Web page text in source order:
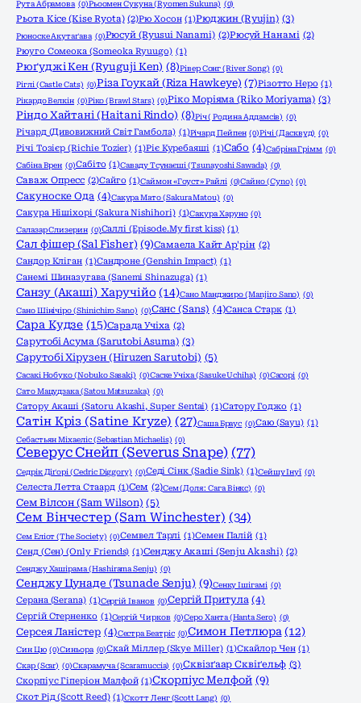
Рута Абрамова (0)Рьоомен Сукуна (Ryomen Sukuna) (0)
Рьота Кісе (Kise Ryota) (2)Рю Хосон (1)Рюджин (Ryujin) (3)
Рюноске Акутаґава (0)Рюсуй (Ryusui Nanami) (2)Рюсуй Нанамі (2)
Рюуго Сомеока (Someoka Ryuugo) (1)
Рюґуджі Кен (Ryuguji Ken) (8)Рівер Сонг (River Song) (0)
Ріглі (Castle Cats) (0)Різа Гоукай (Riza Hawkeye) (7)Різотто Неро (1)
Рікардо Велкін (0)Ріко (Brawl Stars) (0)Ріко Моріяма (Riko Moriyama) (3)
Ріндо Хайтані (Haitani Rindo) (8)Річ ( Родина Аддамсів) (0)
Річард (Дивовижний Світ Гамбола) (1)Річард Пейпен (0)Річі (Дасквуд) (0)
Річі Тозієр (Richie Tozier) (1)Ріє Куребаяші (1)Сабо (4)Сабріна Грімм (0)
Сабіна Врен (0)Сабіто (1)Саваду Тсунаєші (Tsunayoshi Sawada) (0)
Саваж Опресс (2)Сайго (1)Саймон «Гоуст» Райлі (0)Сайно (Cyno) (0)
Сакуноске Ода (4)Сакура Мато (Sakura Matou) (0)
Сакура Нішіхорі (Sakura Nishihori) (1)Сакура Харуно (0)
Салазар Слизерин (0)Саллі (Episode.My first kiss) (1)
Сал фішер (Sal Fisher) (9)Самаела Кайт Ар'рін (2)
Сандор Кліган (1)Сандроне (Genshin Impact) (1)
Санемі Шиназугава (Sanemi Shinazuga) (1)
Санзу (Акаші) Харучійо (14)Сано Манджиро (Manjiro Sano) (0)
Сано Шінічіро (Shinichiro Sano) (0)Санс (Sans) (4)Санса Старк (1)
Сара Кудзе (15)Сарада Учіха (2)
Сарутобі Асума (Sarutobi Asuma) (3)
Сарутобі Хірузен (Hiruzen Sarutobi) (5)
Сасакі Нобуко (Nobuko Sasaki) (0)Саске Учіха (Sasuke Uchiha) (0)Сасорі (0)
Сато Мацудзака (Satou Matsuzaka) (0)
Сатору Акаші (Satoru Akashi, Super Sentai) (1)Сатору Годжо (1)
Сатін Кріз (Satine Kryze) (27)Саша Браус (0)Саю (Sayu) (1)
Себастьян Міхаеліс (Sebastian Michaelis) (0)
Северус Снейп (Severus Snape) (77)
Седрік Діґорі (Cedric Diggory) (0)Седі Сінк (Sadie Sink) (1)Сейшу Інуї (0)
Селеста Летта Стаард (1)Сем (2)Сем (Доля: Сага Вінкс) (0)
Сем Вілсон (Sam Wilson) (5)
Сем Вінчестер (Sam Winchester) (34)
Сем Еліот (The Society) (0)Семвел Тарлі (1)Семен Палій (1)
Сенд (Сен) (Only Friends) (1)Сенджу Акаші (Senju Akashi) (2)
Сенджу Хашірама (Hashirama Senju) (0)
Сенджу Цунаде (Tsunade Senju) (9)Сенку Ішігамі (0)
Серана (Serana) (1)Сергій Іванов (0)Сергій Притула (4)
Сергій Стерненко (1)Сергій Чирков (0)Серо Ханта (Hanta Sero) (0)
Серсея Ланістер (4)Сестра Беатріс (0)Симон Петлюра (12)
Син Цю (0)Синьора (0)Скай Міллер (Skye Miller) (1)Скайлор Чен (1)
Скар (Scar) (0)Скарамуча (Scaramuccia) (0)Сквізґаар Сквіґельф (3)
Скорпіус Гіперіон Малфой (1)Скорпіус Мелфой (9)
Скот Рід (Scott Reed) (1)Скотт Ленг (Scott Lang) (0)